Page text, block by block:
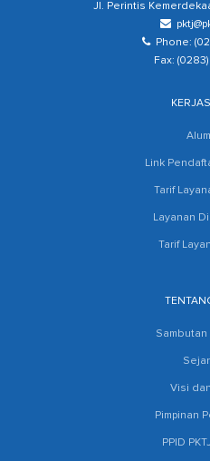
Jl. Perintis
Phone:
Fax:
Link
Tarif
Layanan
Tarif
Visi
Pimpinan
PPID